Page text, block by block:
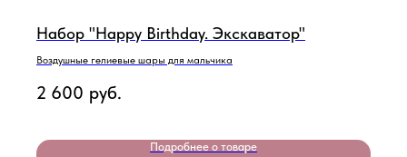
Набор "Happy Birthday. Экскаватор"
Воздушные гелиевые шары для мальчика
2 600 руб.
Подробнее о товаре